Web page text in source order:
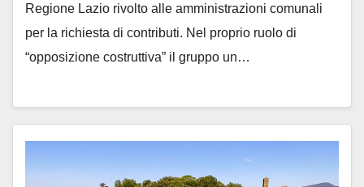
Regione Lazio rivolto alle amministrazioni comunali
per la richiesta di contributi. Nel proprio ruolo di
“opposizione costruttiva” il gruppo un…